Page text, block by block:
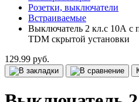
Розетки, выключатели
Встраиваемые
Выключатель 2 кл.c 10А с
TDM скрытой установки
129.99 руб.